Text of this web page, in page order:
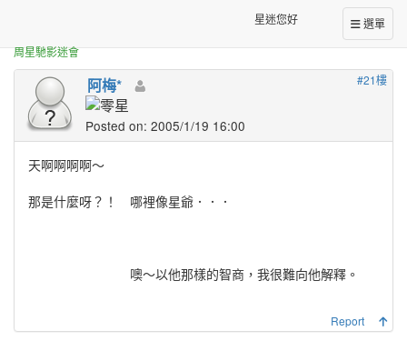
選單
星迷您好
周星馳影迷會
網路上面的照片....
#21樓
阿梅*
Posted on: 2005/1/19 16:00
天啊啊啊啊～
那是什麼呀？！ 哪裡像星爺．．．
噢～以他那樣的智商，我很難向他解釋。
Report